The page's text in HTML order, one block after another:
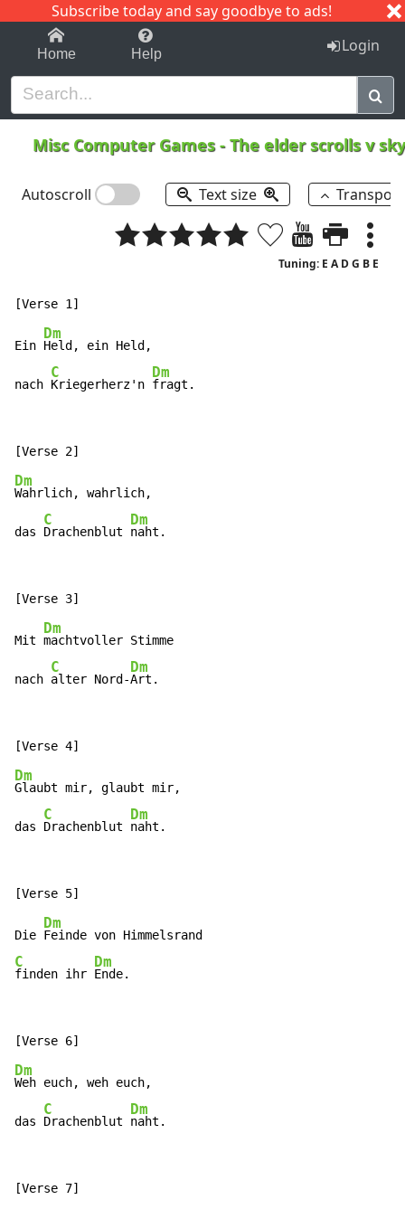
Subscribe today and say goodbye to ads!
1-9 C I J
Home Help Login
Misc Computer Games-The elder scrolls v
Autoscroll Text size
Tuning: E A D G B E
Ein
Dm
Held, ein Held,
nach
C
Kriegerherz'n
Dm
fragt.
Dm
Wahrlich, wahrlich,
das
C
Drachenblut
Dm
naht.
Mit
Dm
machtvoller Stimme
nach
C
alter Nord-
Dm
Art.
Dm
Glaubt mir, glaubt mir,
das
C
Drachenblut
Dm
naht.
Die
Dm
C
finden ihr
Dm
Ende.
Dm
Weh euch, weh euch,
das
C
Drachenblut
Dm
naht.